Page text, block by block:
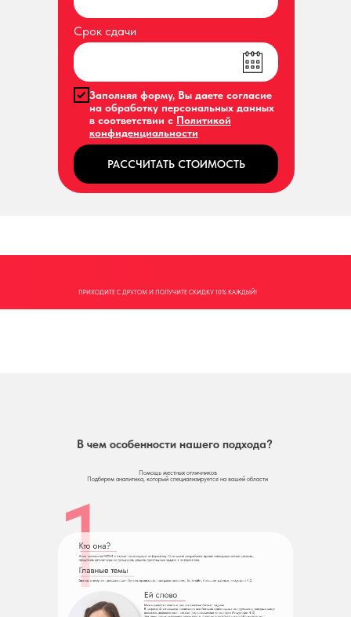
Срок сдачи
Заполняя форму, Вы даете согласие
на обработку персональных данных
в соответствии с Политикой
конфиденциальности
РАССЧИТАТЬ СТОИМОСТЬ
ПРИХОДИТЕ С ДРУГОМ И ПОЛУЧИТЕ СКИДКУ 10% КАЖДЫЙ!
1
В чем особенности нашего подхода?
Помощь местных отличников
Подберем аналитика, который специализируется на вашей области